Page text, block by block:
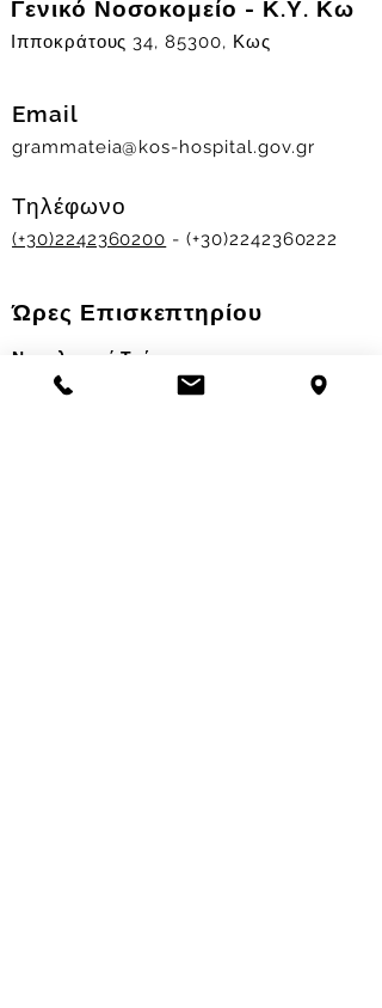
Γενικό Νοσοκομείο - Κ.Υ. Κω
Ιπποκράτους 34, 85300, Κως
Email
grammateia@kos-hospital.gov.gr
Τηλέφωνο
(+30)2242360200 - (+30)2242360222
Ώρες Επισκεπτηρίου
Νοσηλευτικά Τμήματα
Χειμερινό ωράριο: 11.00-13.00
17.30-19.30